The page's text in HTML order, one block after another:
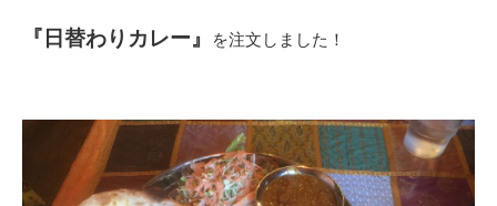
『日替わりカレー』 を注文しました！